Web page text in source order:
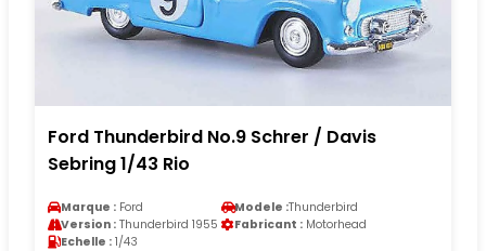
Ford Thunderbird No.9 Schrer / Davis
Sebring 1/43 Rio
Marque : Ford Modele :Thunderbird
Version : Thunderbird 1955 Fabricant : Motorhead
Echelle : 1/43